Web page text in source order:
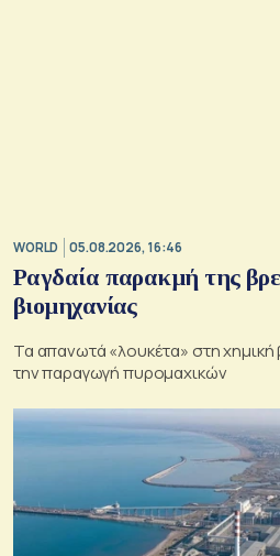
WORLD 05.08.2026, 16:46
Ραγδαία παρακμή της
βιομηχανίας
Τα απανωτά «λουκέτα» στη χημική
την παραγωγή πυρομαχικών